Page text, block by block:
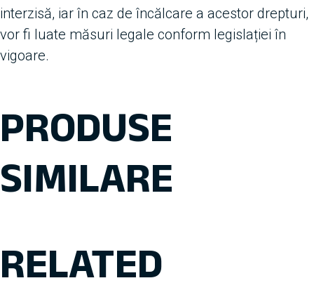
interzisă, iar în caz de încălcare a acestor drepturi,
vor fi luate măsuri legale conform legislației în
vigoare.
PRODUSE
SIMILARE
RELATED